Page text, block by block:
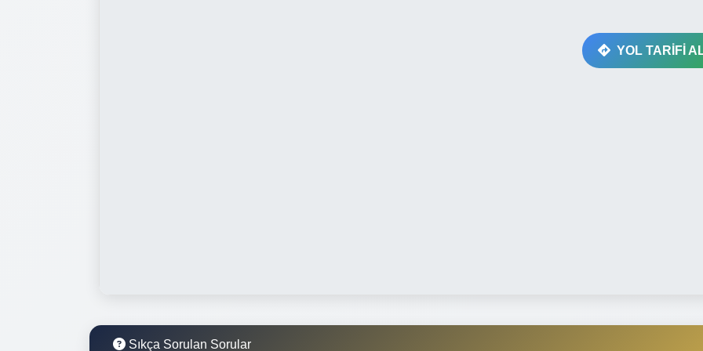
YOL TARİFİ
Sıkça Sorulan Sorular